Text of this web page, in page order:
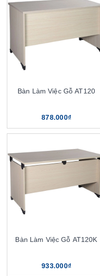
Bàn Làm Việc Gỗ AT120
878.000₫
Bàn Làm Việc Gỗ AT120K
933.000₫